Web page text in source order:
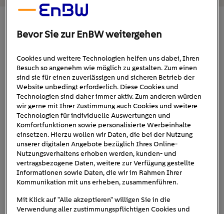
12. Februar 2021 1min
nio-et7-seite
Bevor Sie zur EnBW weitergehen
Cookies und weitere Technologien helfen uns dabei, Ihren
Besuch so angenehm wie möglich zu gestalten. Zum einen
sind sie für einen zuverlässigen und sicheren Betrieb der
Website unbedingt erforderlich. Diese Cookies und
Technologien sind daher immer aktiv. Zum anderen würden
wir gerne mit Ihrer Zustimmung auch Cookies und weitere
Technologien für individuelle Auswertungen und
Komfortfunktionen sowie personalisierte Werbeinhalte
einsetzen. Hierzu wollen wir Daten, die bei der Nutzung
unserer digitalen Angebote bezüglich Ihres Online-
Nutzungsverhaltens erhoben werden, kunden- und
vertragsbezogene Daten, weitere zur Verfügung gestellte
Informationen sowie Daten, die wir im Rahmen Ihrer
Kommunikation mit uns erheben, zusammenführen.
Mit Klick auf "Alle akzeptieren" willigen Sie in die
Verwendung aller zustimmungspflichtigen Cookies und